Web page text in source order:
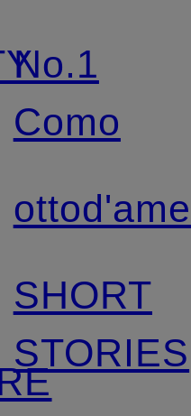
No.1
Como
ottod'ame
SHORT
STORIES